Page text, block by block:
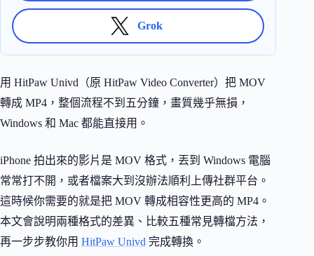
Grok
用 HitPaw Univd（原 HitPaw Video Converter）把 MOV
轉成 MP4，整個流程不到五分鐘，畫質幾乎無損，
Windows 和 Mac 都能直接用。
iPhone 拍出來的影片是 MOV 格式，丟到 Windows 電腦
常常打不開，或者檔案大到沒辦法順利上傳社群平台。
這時候你需要的就是把 MOV 轉成相容性更高的 MP4。
本文會說明兩種格式的差異、比較五種常見轉檔方法，
再一步步教你用 HitPaw Univd 完成轉換。